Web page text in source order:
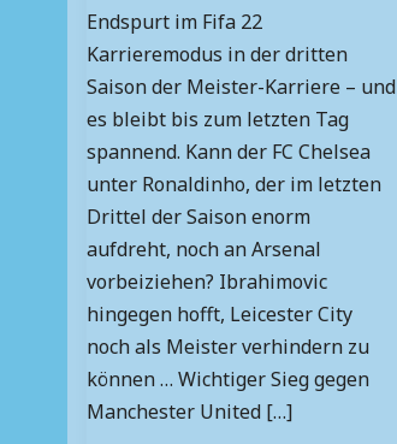
Endspurt im Fifa 22
Karrieremodus in der dritten
Saison der Meister-Karriere – und
es bleibt bis zum letzten Tag
spannend. Kann der FC Chelsea
unter Ronaldinho, der im letzten
Drittel der Saison enorm
aufdreht, noch an Arsenal
vorbeiziehen? Ibrahimovic
hingegen hofft, Leicester City
noch als Meister verhindern zu
können … Wichtiger Sieg gegen
Manchester United […]